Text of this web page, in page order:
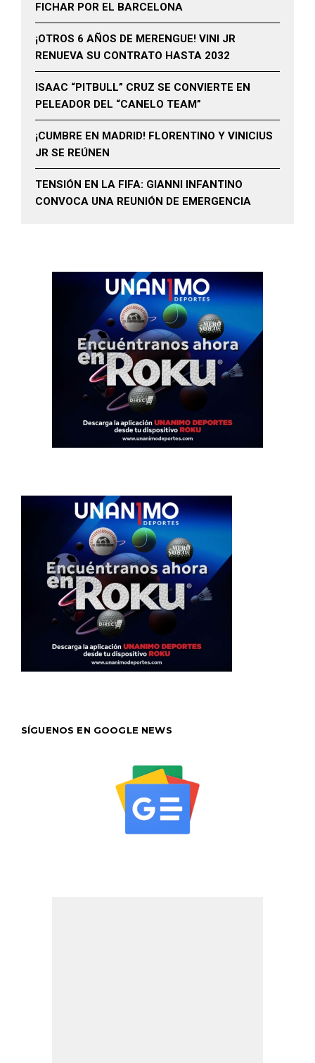
FICHAR POR EL BARCELONA
¡OTROS 6 AÑOS DE MERENGUE! VINI JR
RENUEVA SU CONTRATO HASTA 2032
ISAAC “PITBULL” CRUZ SE CONVIERTE EN
PELEADOR DEL “CANELO TEAM”
¡CUMBRE EN MADRID! FLORENTINO Y VINICIUS
JR SE REÚNEN
TENSIÓN EN LA FIFA: GIANNI INFANTINO
CONVOCA UNA REUNIÓN DE EMERGENCIA
SÍGUENOS EN GOOGLE NEWS